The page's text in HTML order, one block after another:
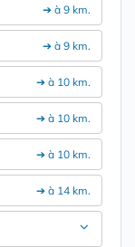
➔ à 9 km.
➔ à 9 km.
➔ à 10 km.
➔ à 10 km.
➔ à 10 km.
➔ à 14 km.